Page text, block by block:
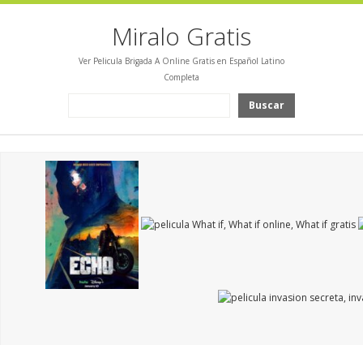
Miralo Gratis
Ver Pelicula Brigada A Online Gratis en Español Latino
Completa
Buscar